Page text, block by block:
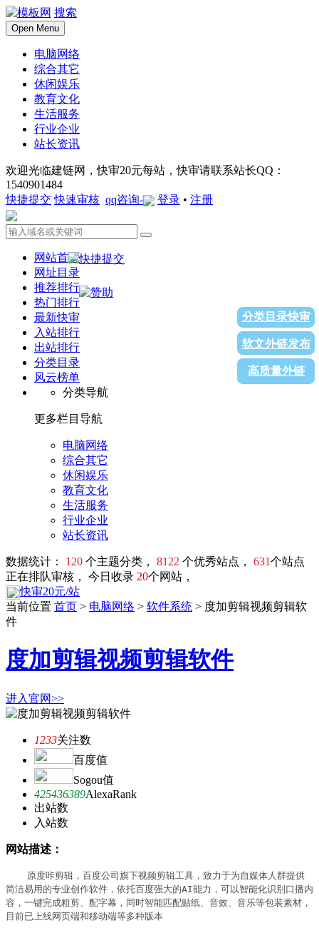
搜索
Open Menu
电脑网络
综合其它
休闲娱乐
教育文化
生活服务
行业企业
站长资讯
欢迎光临建链网，快审20元每站，快审请联系站长QQ：
1540901484
快捷提交 快速审核 qq咨询- 登录 • 注册
网站首页
网址目录
推荐排行
热门排行
最新快审
入站排行
出站排行
分类目录
风云榜单
分类导航
更多栏目导航
电脑网络
综合其它
休闲娱乐
教育文化
生活服务
行业企业
站长资讯
数据统计： 120 个主题分类， 8122 个优秀站点， 631个站点
正在排队审核， 今日收录 20个网站，
快审20元/站
分类目录快审
软文外链发布
高质量外链
当前位置 首页 > 电脑网络 > 软件系统 > 度加剪辑视频剪辑软
件
度加剪辑视频剪辑软件
进入官网>>
1233关注数
百度值
Sogou值
425436389AlexaRank
出站数
入站数
网站描述：
原度咔剪辑，百度公司旗下视频剪辑工具，致力于为自媒体人群提供
简洁易用的专业创作软件，依托百度强大的AI能力，可以智能化识别口播内
容，一键完成粗剪、配字幕，同时智能匹配贴纸、音效、音乐等包装素材，
目前已上线网页端和移动端等多种版本